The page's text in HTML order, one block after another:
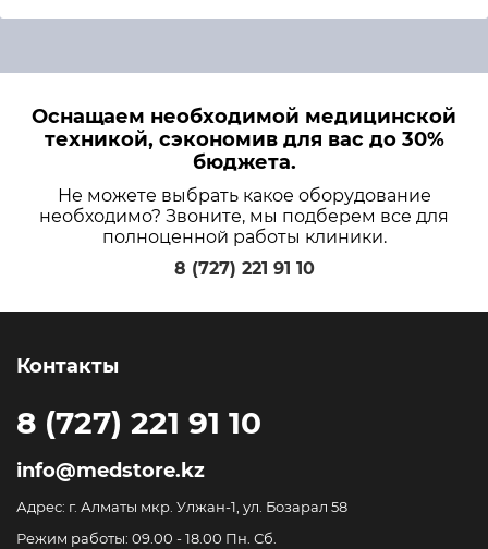
Оснащаем необходимой медицинской
техникой, сэкономив для вас до 30%
бюджета.
Не можете выбрать какое оборудование
необходимо? Звоните, мы подберем все для
полноценной работы клиники.
8 (727) 221 91 10
Контакты
8 (727) 221 91 10
info@medstore.kz
Адрес: г. Алматы мкр. Улжан-1, ул. Бозарал 58
Режим работы: 09.00 - 18.00 Пн. Сб.